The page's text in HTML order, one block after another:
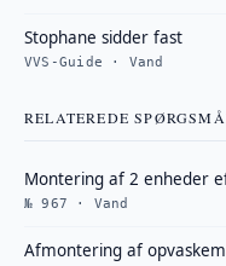
Stophane sidder fast
VVS-Guide · Vand
RELATEREDE
Montering af 2 enheder
№ 967 · Vand
Afmontering af